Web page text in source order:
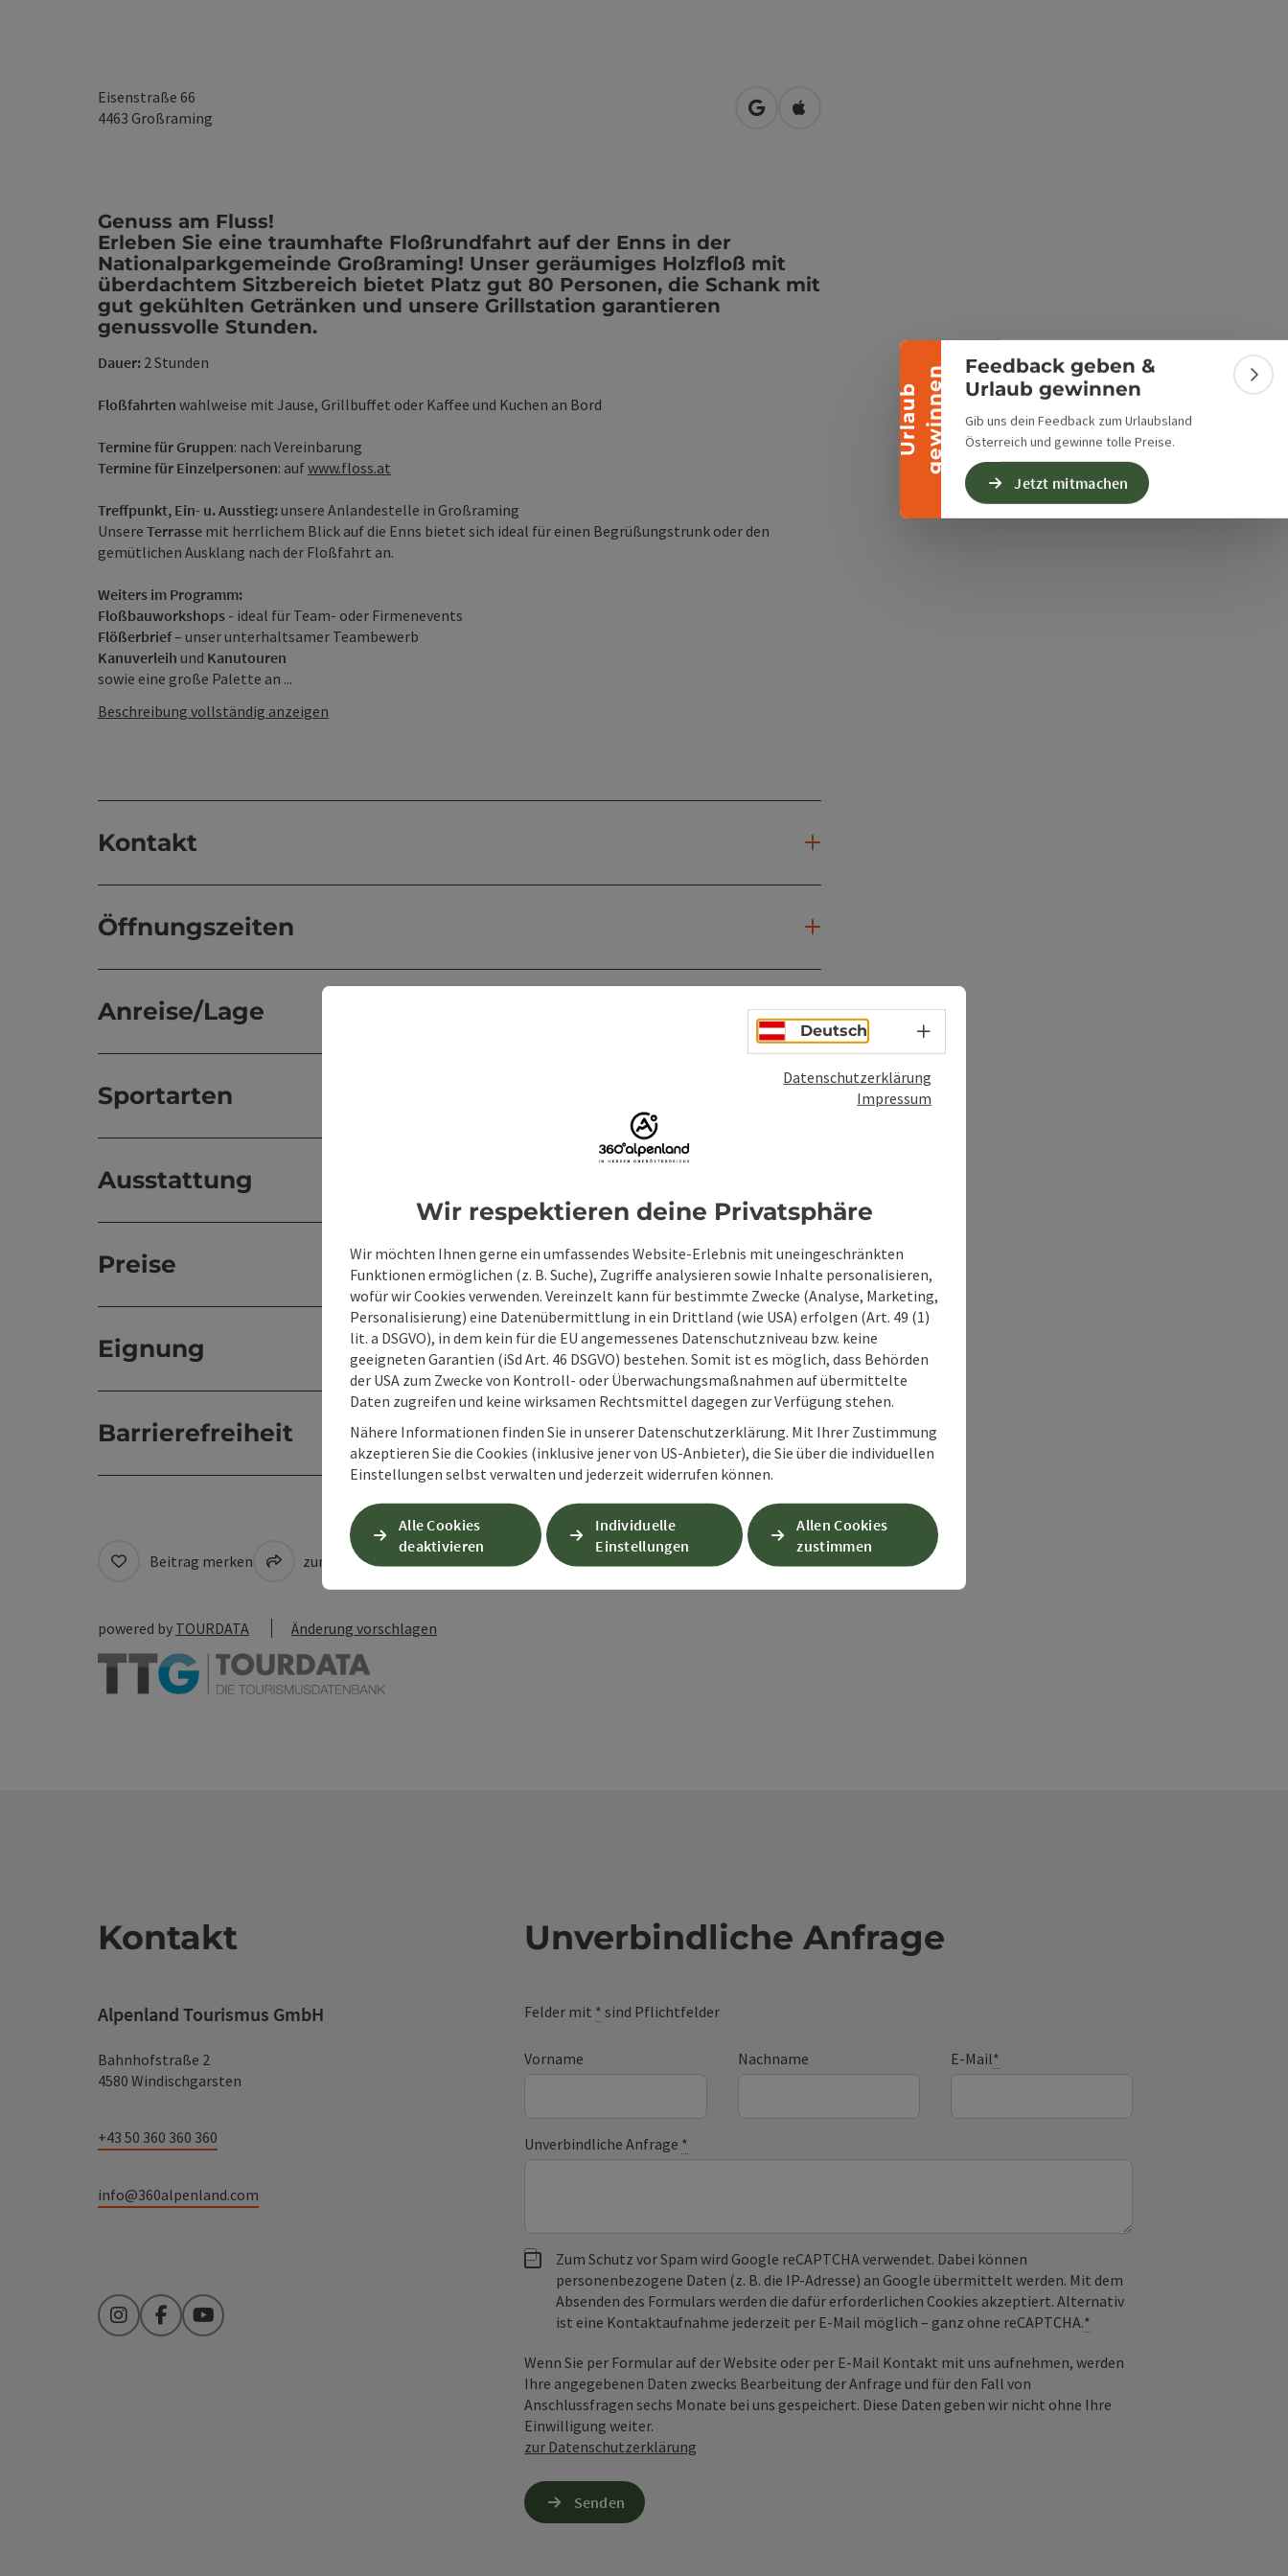
U
r
l
a
u
b
g
e
w
i
n
n
en
Banner einklappen
Feedback geben &
Urlaub gewinnen
Gib uns dein Feedback zum Urlaubsland
Österreich und gewinne tolle Preise.
Jetzt mitmachen
Eisenstraße 66
4463 Großraming in Google Maps öffnen
in Apple Maps öffnen
Genuss am Fluss!
Erleben Sie eine traumhafte Floßrundfahrt auf der Enns in der
Nationalparkgemeinde Großraming! Unser geräumiges Holzfloß mit
überdachtem Sitzbereich bietet Platz gut 80 Personen, die Schank mit
gut gekühlten Getränken und unsere Grillstation garantieren
genussvolle Stunden.
Dauer: 2 Stunden
Floßfahrten wahlweise mit Jause, Grillbuffet oder Kaffee und Kuchen an Bord
Terminefür Gruppen: nach Vereinbarung
Termine für Einzelpersonen: aufwww.floss.at
Treffpunkt, Ein- u. Ausstieg:unsere Anlandestelle in Großraming
Unsere Terrasse mit herrlichem Blick auf die Enns bietet sich ideal für einen Begrüßungstrunk oder den
gemütlichen Ausklang nach der Floßfahrt an.
Weiters im Programm:
Floßbauworkshops - ideal für Team- oder Firmenevents
Flößerbrief– unser unterhaltsamer Teambewerb
Kanuverleih und Kanutouren
sowie eine große Palette an ...
Beschreibung vollständig anzeigen
Kontakt
Öffnungszeiten
Anreise/Lage
Sportarten
Ausstattung
Preise
Eignung
Barrierefreiheit
Beitrag merken zum Merkzettel PDF erstellen Beitrag drucken In der Nähe
powered by TOURDATA Änderung vorschlagen
Kontakt
Alpenland Tourismus GmbH
Bahnhofstraße 2
4580 Windischgarsten
+43 50 360 360 360
info@360alpenland.com
InstagramFacebookYouTube
Unverbindliche Anfrage
Felder mit * sind Pflichtfelder
Vorname Nachname E-Mail*
Unverbindliche Anfrage *
Zum Schutz vor Spam wird Google reCAPTCHA verwendet. Dabei können
personenbezogene Daten (z. B. die IP-Adresse) an Google übermittelt werden. Mit dem
Absenden des Formulars werden die dafür erforderlichen Cookies akzeptiert. Alternativ
ist eine Kontaktaufnahme jederzeit per E-Mail möglich – ganz ohne reCAPTCHA.*
Wenn Sie per Formular auf der Website oder per E-Mail Kontakt mit uns aufnehmen, werden
Ihre angegebenen Daten zwecks Bearbeitung der Anfrage und für den Fall von
Anschlussfragen sechs Monate bei uns gespeichert. Diese Daten geben wir nicht ohne Ihre
Einwilligung weiter.
zur Datenschutzerklärung
Senden
Deutsch Sprachwahl - Menü öffnen
Datenschutzerklärung
Impressum
Wir respektieren deine Privatsphäre
Wir möchten Ihnen gerne ein umfassendes Website-Erlebnis mit uneingeschränkten
Funktionen ermöglichen (z. B. Suche), Zugriffe analysieren sowie Inhalte personalisieren,
wofür wir Cookies verwenden. Vereinzelt kann für bestimmte Zwecke (Analyse, Marketing,
Personalisierung) eine Datenübermittlung in ein Drittland (wie USA) erfolgen (Art. 49 (1)
lit. a DSGVO), in dem kein für die EU angemessenes Datenschutzniveau bzw. keine
geeigneten Garantien (iSd Art. 46 DSGVO) bestehen. Somit ist es möglich, dass Behörden
der USA zum Zwecke von Kontroll- oder Überwachungsmaßnahmen auf übermittelte
Daten zugreifen und keine wirksamen Rechtsmittel dagegen zur Verfügung stehen.
Nähere Informationen finden Sie in unserer Datenschutzerklärung. Mit Ihrer Zustimmung
akzeptieren Sie die Cookies (inklusive jener von US-Anbieter), die Sie über die individuellen
Einstellungen selbst verwalten und jederzeit widerrufen können.
Alle Cookies
deaktivieren
Individuelle
Einstellungen
Allen Cookies
zustimmen